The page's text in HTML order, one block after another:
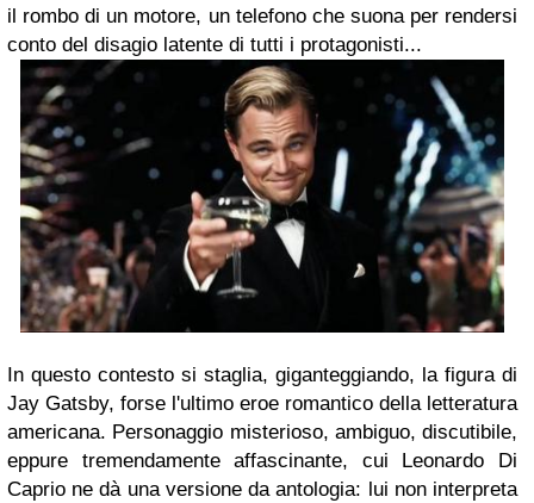
il rombo di un motore, un telefono che suona per rendersi
conto del disagio latente di tutti i protagonisti...
In questo contesto si staglia, giganteggiando, la figura di
Jay Gatsby, forse l'ultimo eroe romantico della letteratura
americana. Personaggio misterioso, ambiguo, discutibile,
eppure tremendamente affascinante, cui Leonardo Di
Caprio ne dà una versione da antologia: lui non interpreta